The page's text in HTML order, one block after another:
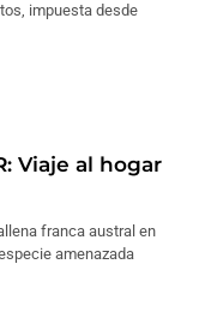
impuesta desde
Viaje al hogar
franca austral en
amenazada